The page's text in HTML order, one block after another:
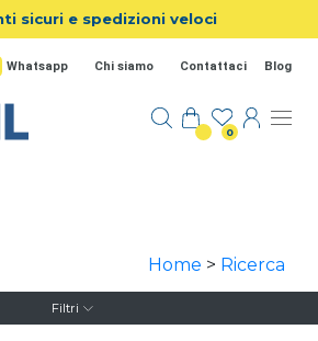
sicuri e spedizioni veloci
Whatsapp Chi siamo Contattaci Blog
0
Home > Ricerca
Filtri